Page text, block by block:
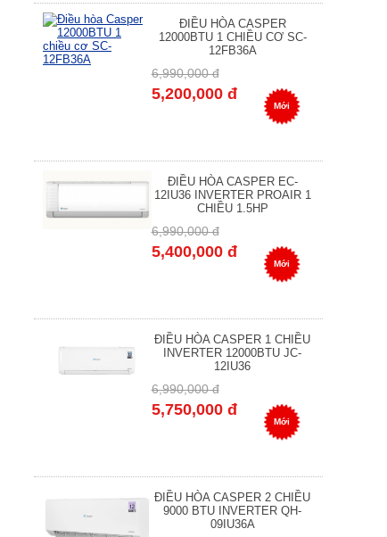
ĐIỀU HÒA CASPER
12000BTU 1 CHIỀU CƠ SC-
12FB36A
6,990,000 đ
5,200,000 đ
Mới
ĐIỀU HÒA CASPER EC-
12IU36 INVERTER PROAIR 1
CHIỀU 1.5HP
6,990,000 đ
5,400,000 đ
Mới
ĐIỀU HÒA CASPER 1 CHIỀU
INVERTER 12000BTU JC-
12IU36
6,990,000 đ
5,750,000 đ
Mới
ĐIỀU HÒA CASPER 2 CHIỀU
9000 BTU INVERTER QH-
09IU36A